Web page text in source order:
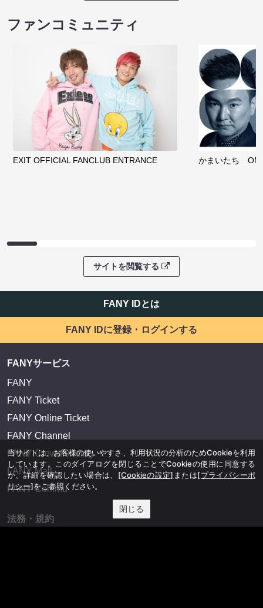
ファンコミュニティ
EXIT OFFICIAL FANCLUB ENTRANCE かまいたち
サイトを閲覧する
FANY IDとは
FANY IDに登録・ログインする
FANYサービス
FANY
FANY Ticket
FANY Online Ticket
FANY Channel
FANY Crowdfunding
FANY Mall
FANY Commu
法務・規約
当サイトは、お客様の使いやすさ、利用状況の分析のためCookieを利用
しています。このダイアログを閉じることでCookieの使用に同意する
か、詳細を確認したい場合は、 [Cookieの設定] または[プライバシーポ
リシー]をご参照ください。
閉じる